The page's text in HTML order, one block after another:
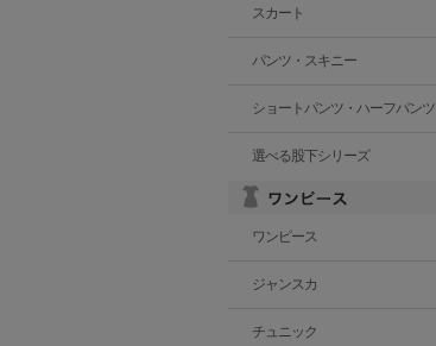
スカート
パンツ・スキニー
ショートパンツ・ハーフパンツ
選べる股下シリーズ
ワンピース
ジャンスカ
チュニック